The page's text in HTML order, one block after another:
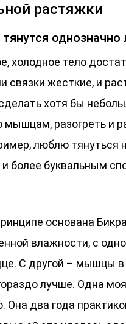
растяжки
однозначно
холодное тело
связки жесткие, и
хотя бы
мышцам, разогреть и
люблю тянуться
более буквальным
основана
влажности, с
С другой – мышцы
лучше. Одна
Она два года